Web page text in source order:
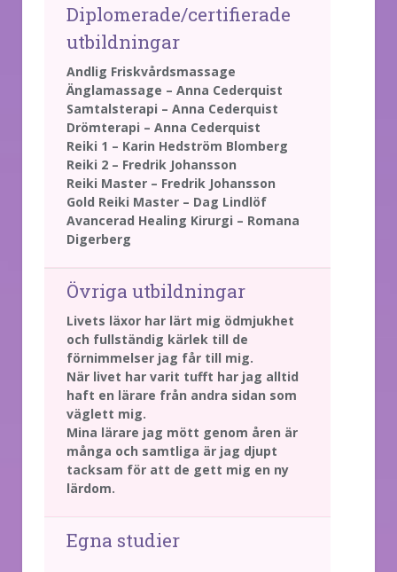
Diplomerade/certifierade
utbildningar
Andlig Friskvårdsmassage
Änglamassage – Anna Cederquist
Samtalsterapi – Anna Cederquist
Drömterapi – Anna Cederquist
Reiki 1 – Karin Hedström Blomberg
Reiki 2 – Fredrik Johansson
Reiki Master – Fredrik Johansson
Gold Reiki Master – Dag Lindlöf
Avancerad Healing Kirurgi – Romana
Digerberg
Övriga utbildningar
Livets läxor har lärt mig ödmjukhet
och fullständig kärlek till de
förnimmelser jag får till mig.
När livet har varit tufft har jag alltid
haft en lärare från andra sidan som
väglett mig.
Mina lärare jag mött genom åren är
många och samtliga är jag djupt
tacksam för att de gett mig en ny
lärdom.
Egna studier